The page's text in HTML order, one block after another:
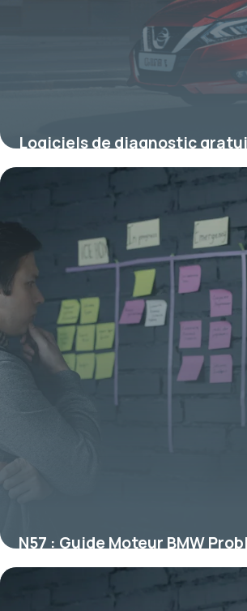
Logiciels de diagnostic
Nissan : comment choisir
N57 : Guide Moteur BMW
29 mai 2026